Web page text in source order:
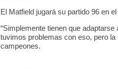
El Matfield jugará su partido 96 en
“Simplemente tienen que
tuvimos problemas con eso, pero
campeones.